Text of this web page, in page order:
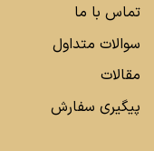
تماس با ما
سوالات متداول
مقالات
پیگیری سفارش